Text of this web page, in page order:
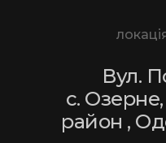
Вул.
с.
район ,